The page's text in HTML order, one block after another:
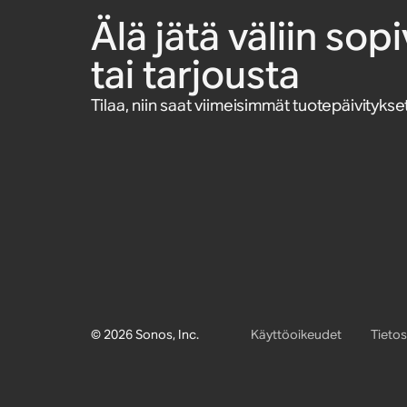
Älä jätä väliin
tai tarjousta
Tilaa, niin saat viimeisimmät
© 2026 Sonos, Inc. Käyttöoikeudet